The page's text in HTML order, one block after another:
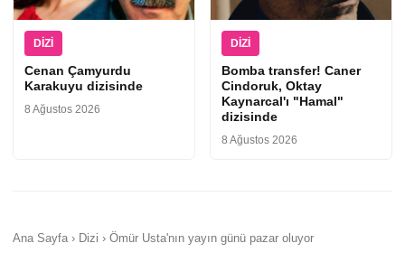
DIZI
Cenan Çamyurdu
Karakuyu dizisinde
8 Ağustos 2026
DIZI
Bomba transfer! Caner
Cindoruk, Oktay
Kaynarcal'ı "Hamal"
dizisinde
8 Ağustos 2026
Ana Sayfa › Dizi › Ömür Usta'nın yayın günü pazar oluyor